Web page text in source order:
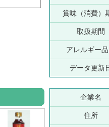
賞味（消費）
取扱期間
アレルギー品
データ更新
企業名
住所